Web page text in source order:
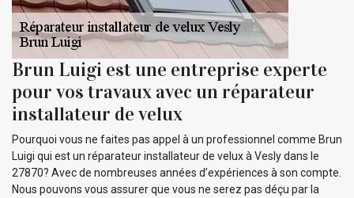
Brun Luigi est une entreprise experte
pour vos travaux avec un réparateur
installateur de velux
Pourquoi vous ne faites pas appel à un professionnel comme Brun
Luigi qui est un réparateur installateur de velux à Vesly dans le
27870? Avec de nombreuses années d’expériences à son compte.
Nous pouvons vous assurer que vous ne serez pas déçu par la